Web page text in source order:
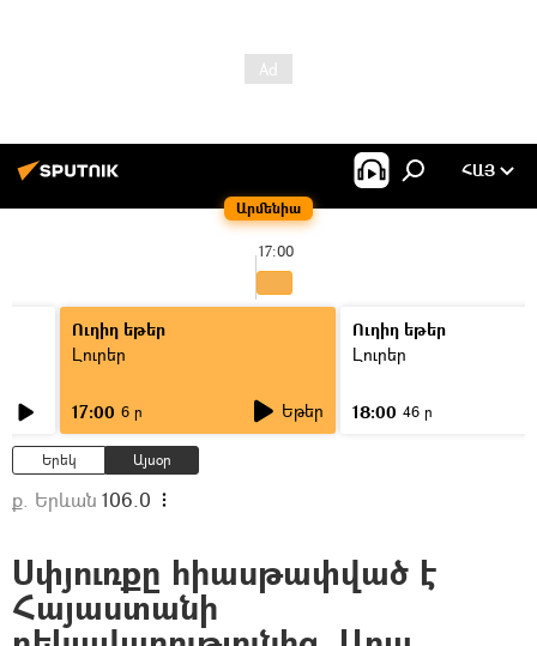
Արմենիա
ՀԱՅ
17:00
Ուղիղ եթեր
Լուրեր
17:00 6 ր Եթեր
Ուղիղ եթեր
Լուրեր
18:00 46 ր
Երեկ Այսօր
ք. Երևան 106.0
Սփյուռքը հիասթափված է
Հայաստանի